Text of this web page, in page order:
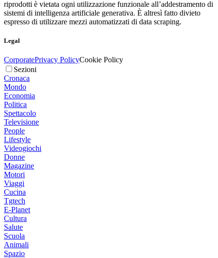
riprodotti è vietata ogni utilizzazione funzionale all’addestramento di
sistemi di intelligenza artificiale generativa. È altresì fatto divieto
espresso di utilizzare mezzi automatizzati di data scraping.
Legal
CorporatePrivacy PolicyCookie Policy
Sezioni
Cronaca
Mondo
Economia
Politica
Spettacolo
Televisione
People
Lifestyle
Videogiochi
Donne
Magazine
Motori
Viaggi
Cucina
Tgtech
E-Planet
Cultura
Salute
Scuola
Animali
Spazio